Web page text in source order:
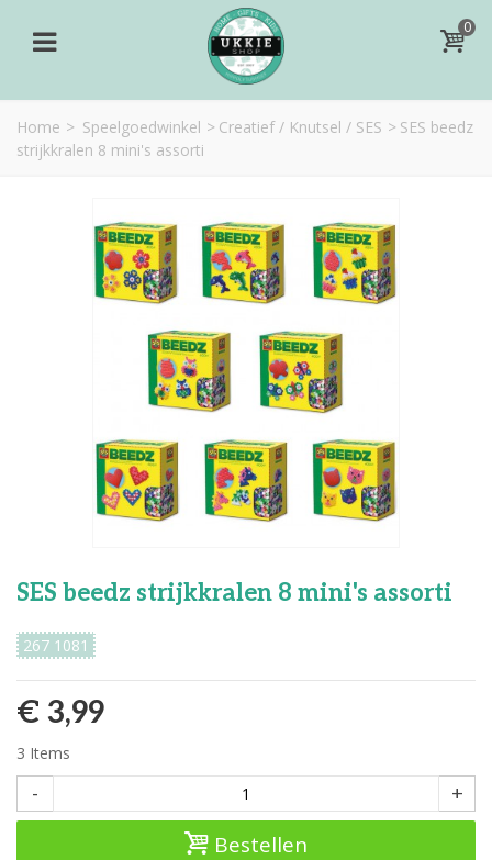
0
Home > Speelgoedwinkel > Creatief / Knutsel / SES > SES beedz
strijkkralen 8 mini's assorti
SES beedz strijkkralen 8 mini's assorti
267 1081
€ 3,99
3 Items
- +
Bestellen